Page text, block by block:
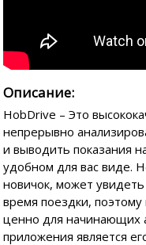
Описание:
HobDrive – Это
непрерывно
и выводить показания
удобном для вас виде.
новичок, может
время поездки,
ценно для начинающих
приложения является